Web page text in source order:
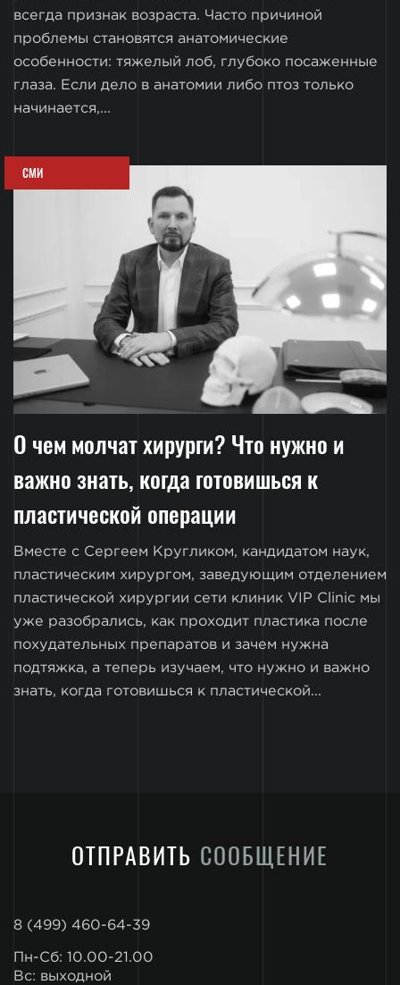
всегда признак возраста. Часто причиной
проблемы становятся анатомические
особенности: тяжелый лоб, глубоко посаженные
глаза. Если дело в анатомии либо птоз только
начинается,...
СМИ
О чем молчат хирурги? Что нужно и
важно знать, когда готовишься к
пластической операции
Вместе с Сергеем Кругликом, кандидатом наук,
пластическим хирургом, заведующим отделением
пластической хирургии сети клиник VIP Clinic мы
уже разобрались, как проходит пластика после
похудательных препаратов и зачем нужна
подтяжка, а теперь изучаем, что нужно и важно
знать, когда готовишься к пластической...
ОТПРАВИТЬ СООБЩЕНИЕ
8 (499) 460-64-39
Пн-Сб: 10.00-21.00
Вс: выходной